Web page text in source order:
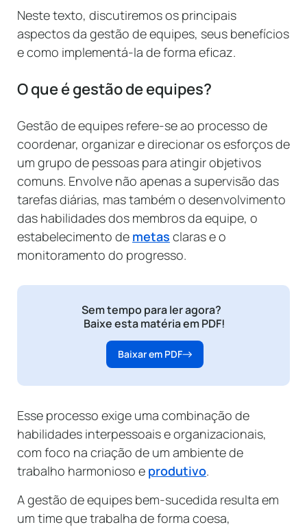
Neste texto, discutiremos os principais
aspectos da gestão de equipes, seus benefícios
e como implementá-la de forma eficaz.
O que é gestão de equipes?
Gestão de equipes refere-se ao processo de
coordenar, organizar e direcionar os esforços de
um grupo de pessoas para atingir objetivos
comuns. Envolve não apenas a supervisão das
tarefas diárias, mas também o desenvolvimento
das habilidades dos membros da equipe, o
estabelecimento de metas claras e o
monitoramento do progresso.
Sem tempo para ler agora?
Baixe esta matéria em PDF!
Baixar em PDF
Esse processo exige uma combinação de
habilidades interpessoais e organizacionais,
com foco na criação de um ambiente de
trabalho harmonioso e produtivo.
A gestão de equipes bem-sucedida resulta em
um time que trabalha de forma coesa,